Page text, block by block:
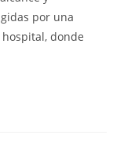
por una
donde